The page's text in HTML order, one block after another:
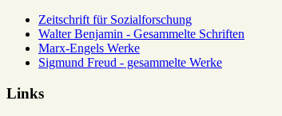
Zeitschrift für Sozialforschung
Walter Benjamin - Gesammelte Schriften
Marx-Engels Werke
Sigmund Freud - gesammelte Werke
Links